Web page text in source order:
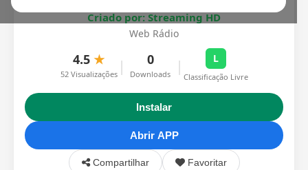
Criado por: Streaming HD
Web Rádio
4.5 ★
52 Visualizações | 0
Downloads | L
Classificação Livre
Instalar
Abrir APP
Compartilhar Favoritar